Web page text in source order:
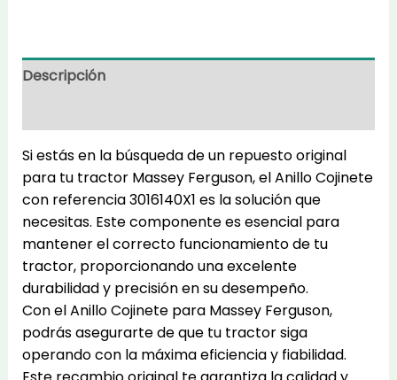
Descripción
Si estás en la búsqueda de un repuesto original
para tu tractor Massey Ferguson, el Anillo Cojinete
con referencia 3016140X1 es la solución que
necesitas. Este componente es esencial para
mantener el correcto funcionamiento de tu
tractor, proporcionando una excelente
durabilidad y precisión en su desempeño.
Con el Anillo Cojinete para Massey Ferguson,
podrás asegurarte de que tu tractor siga
operando con la máxima eficiencia y fiabilidad.